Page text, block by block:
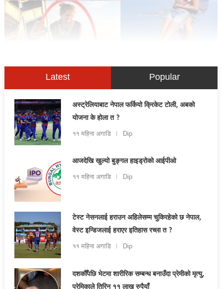
Latest Popular
अस्ट्रेलियाबाट नेपाल फर्कियो क्रिकेट टोली, अबको
योजना के होला त ?
११ महिना अगाडि Dip
आजदेखि खुल्यो बुङ्गल हाइड्रोको आईपीओ
११ महिना अगाडि Dip
टेस्ट नेसनलाई हराउन अहिलेसम्म चुकिरहेको छ नेपाल,
वेस्ट इन्डिजलाई हराएर इतिहास रच्ला त ?
११ महिना अगाडि Dip
दशकौँपछि भेटमा शारीरिक सम्बन्ध बनाउँदा प्रेमीको मृत्यु,